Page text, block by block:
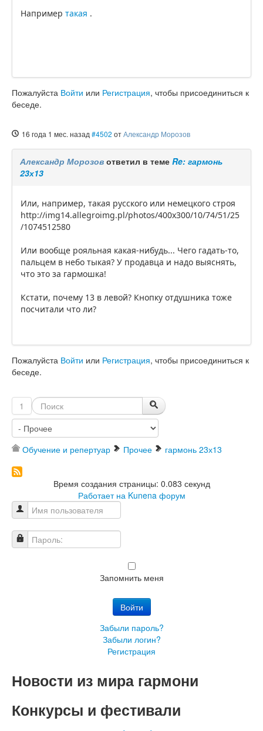
Например такая .
Пожалуйста Войти или Регистрация, чтобы присоединиться к
беседе.
16 года 1 мес. назад #4502 отАлександр Морозов
Александр Морозов ответил в теме Re: гармонь
23х13
Или, например, такая русского или немецкого строя
http://img14.allegroimg.pl/photos/400x300/10/74/51/25
/1074512580
Или вообще рояльная какая-нибудь... Чего гадать-то,
пальцем в небо тыкая? У продавца и надо выяснять,
что это за гармошка!
Кстати, почему 13 в левой? Кнопку отдушника тоже
посчитали что ли?
Пожалуйста Войти или Регистрация, чтобы присоединиться к
беседе.
1
Обучение и репертуар Прочее гармонь 23х13
Время создания страницы: 0.083 секунд
Работает на Kunena форум
Имя пользователя
Пароль:
Запомнить меня
Войти
Забыли пароль?
Забыли логин?
Регистрация
Новости из мира гармони
Конкурсы и фестивали